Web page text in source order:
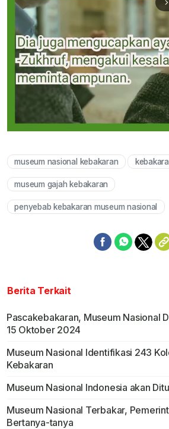
arrow_forward_ios
museum nasional kebakaran
museum gajah kebakaran
penyebab kebakaran museum nasional
Berita Terkait
Pascakebakaran, Museum Nasional
15 Oktober 2024
Museum Nasional Identifikasi 243
Kebakaran
Museum Nasional Indonesia akan
Museum Nasional Terbakar,
Bertanya-tanya